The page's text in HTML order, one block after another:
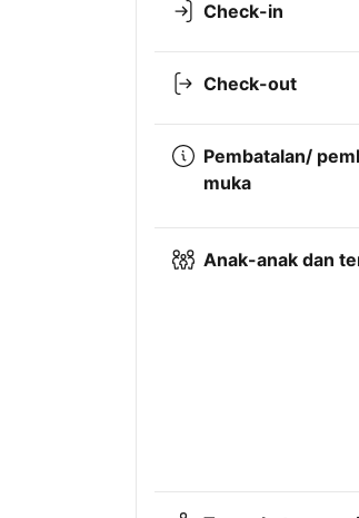
Check-in
Check-out
Pembatalan/
muka
Anak-anak dan